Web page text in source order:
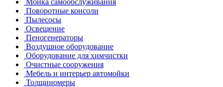
Мойка самообслуживания
Поворотные консоли
Пылесосы
Освещение
Пеногенераторы
Воздушное оборудование
Оборудование для химчистки
Очистные сооружения
Мебель и интерьер автомойки
Толщиномеры